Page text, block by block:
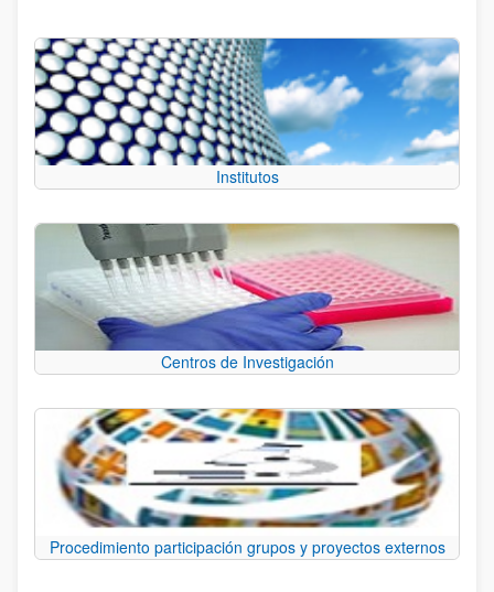
Institutos
Centros de Investigación
Procedimiento participación grupos y proyectos externos